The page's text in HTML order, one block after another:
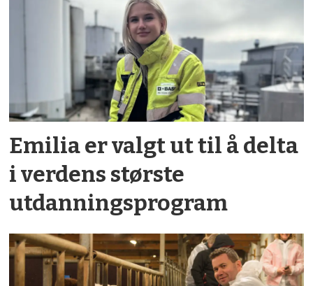
Emilia er valgt ut til å delta
i verdens største
utdannings­program